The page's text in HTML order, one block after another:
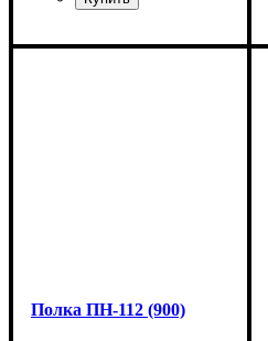
Ширина: 135 см
Полка ПН-112 (900)